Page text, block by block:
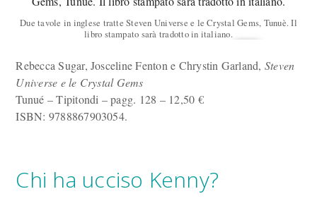
Due tavole in inglese tratte Steven Universe e le Crystal Gems, Tunuè. Il
libro stampato sarà tradotto in italiano.
Rebecca Sugar, Josceline Fenton e Chrystin Garland, Steven
Universe e le Crystal Gems
Tunué – Tipitondi – pagg. 128 – 12,50 €
ISBN: 9788867903054.
Chi ha ucciso Kenny?